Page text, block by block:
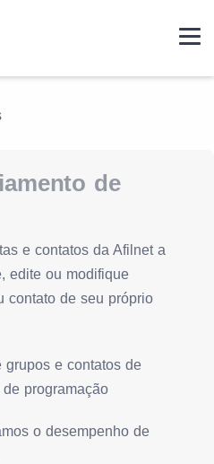
de
e contatos da Afilnet a
edite ou modifique
contato de seu próprio
grupos e contatos de
programação
o desempenho de